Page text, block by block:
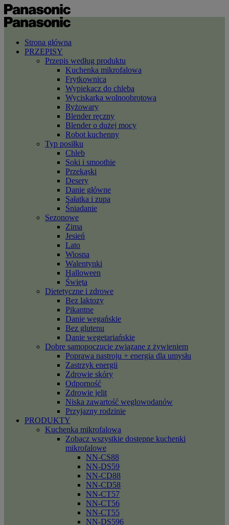
Strona główna
PRZEPISY
Przepis według produktu
Kuchenka mikrofalowa
Frytkownica
Wypiekacz do chleba
Wyciskarka wolnoobrotowa
Ryżowary
Blender ręczny
Blender o dużej mocy
Robot kuchenny
Typ posiłku
Chleb
Soki i smoothie
Przekąski
Desery
Danie główne
Sałatka i zupa
Śniadanie
Sezonowe
Zima
Jesień
Lato
Wiosna
Walentynki
Halloween
Święta
Dietetyczne i zdrowe
Bez laktozy
Pikantne
Danie wegańskie
Bez glutenu
Danie wegetariańskie
Dobre samopoczucie związane z żywieniem
Poprawa nastroju + energia dla umysłu
Zastrzyk energii
Zdrowie skóry
Odporność
Zdrowie jelit
Niska zawartość węglowodanów
Przyjazny rodzinie
PRODUKTY
Kuchenka mikrofalowa
Zobacz wszystkie dostępne kuchenki
mikrofalowe
NN-CS88
NN-DS59
NN-CD88
NN-CD58
NN-CT57
NN-CT56
NN-CT55
NN-DS596